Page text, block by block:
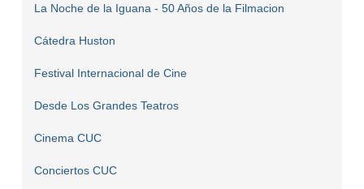
La Noche de la Iguana - 50 Años de la Filmacion
Cátedra Huston
Festival Internacional de Cine
Desde Los Grandes Teatros
Cinema CUC
Conciertos CUC